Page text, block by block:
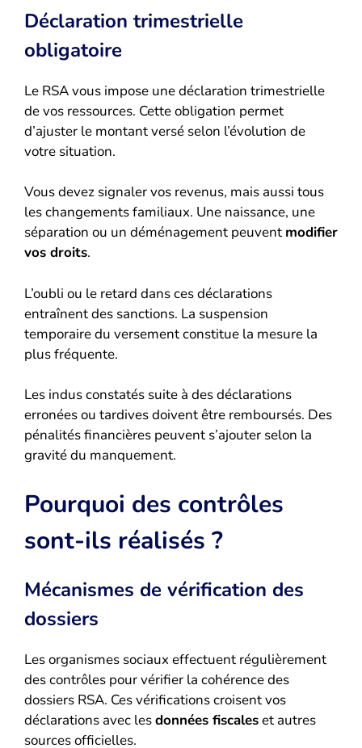
Déclaration trimestrielle
obligatoire
Le RSA vous impose une déclaration trimestrielle
de vos ressources. Cette obligation permet
d’ajuster le montant versé selon l’évolution de
votre situation.
Vous devez signaler vos revenus, mais aussi tous
les changements familiaux. Une naissance, une
séparation ou un déménagement peuvent modifier
vos droits.
L’oubli ou le retard dans ces déclarations
entraînent des sanctions. La suspension
temporaire du versement constitue la mesure la
plus fréquente.
Les indus constatés suite à des déclarations
erronées ou tardives doivent être remboursés. Des
pénalités financières peuvent s’ajouter selon la
gravité du manquement.
Pourquoi des contrôles
sont-ils réalisés ?
Mécanismes de vérification des
dossiers
Les organismes sociaux effectuent régulièrement
des contrôles pour vérifier la cohérence des
dossiers RSA. Ces vérifications croisent vos
déclarations avec lesdonnées fiscaleset autres
sources officielles.